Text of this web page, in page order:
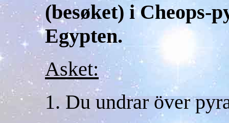
(besøket) i Cheops-
Egypten.
Asket:
1. Du undrar över